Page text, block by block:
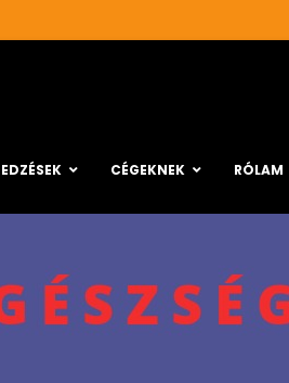
EDZÉSEK CÉGEKNEK RÓLAM